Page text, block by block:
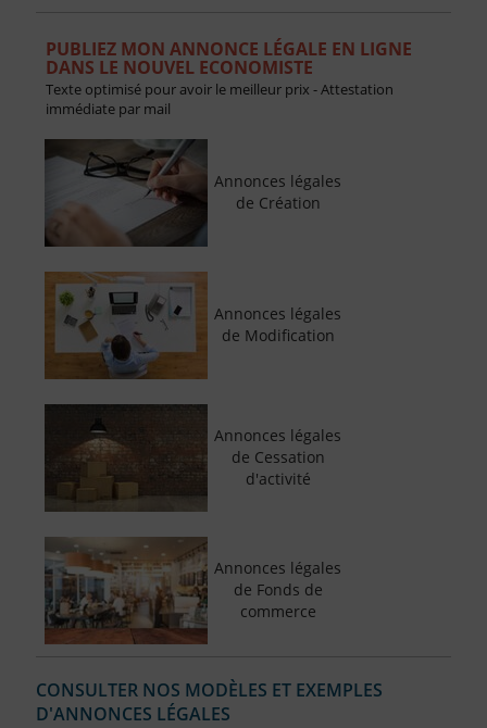
PUBLIEZ MON ANNONCE LÉGALE EN LIGNE
DANS LE NOUVEL ECONOMISTE
Texte optimisé pour avoir le meilleur prix - Attestation
immédiate par mail
Annonces légales
de Création
Annonces légales
de Modification
Annonces légales
de Cessation
d'activité
Annonces légales
de Fonds de
commerce
CONSULTER NOS MODÈLES ET EXEMPLES
D'ANNONCES LÉGALES